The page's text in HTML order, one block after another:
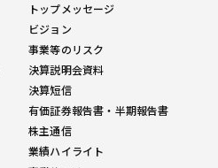
トップメッセージ
ビジョン
事業等のリスク
決算説明会資料
決算短信
有価証券報告書・半期報告書
株主通信
業績ハイライト